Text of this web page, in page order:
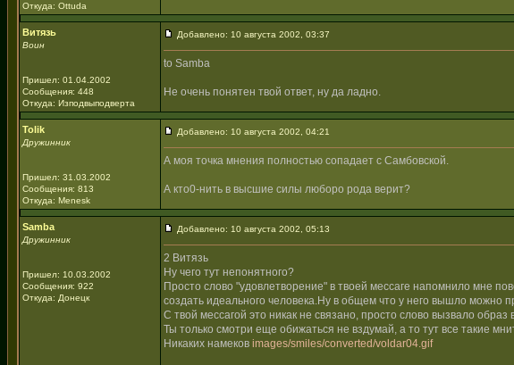
Откуда: Ottuda
Витязь
Воин
Пришел: 01.04.2002
Сообщения: 448
Откуда: Изподвыподверта
Добавлено: 10 августа 2002, 03:37
to Samba
Не очень понятен твой ответ, ну да ладно.
Tolik
Дружинник
Пришел: 31.03.2002
Сообщения: 813
Откуда: Menesk
Добавлено: 10 августа 2002, 04:21
А моя точка мнения полностью сопадает с Самбовской.
А кто0-нить в высшие силы люборо рода верит?
Samba
Дружинник
Пришел: 10.03.2002
Сообщения: 922
Откуда: Донецк
Добавлено: 10 августа 2002, 05:13
2 Витязь
Ну чего тут непонятного?
Просто слово "удовлетворение" в твоей мессаге напомнило мне
создать идеального человека.Ну в общем что у него вышло можно
С твой мессагой это никак не связано, просто слово вызвало образ
Ты только смотри еще обижаться не вздумай, а то тут все такие
Никаких намеков images/smiles/converted/voldar04.gif